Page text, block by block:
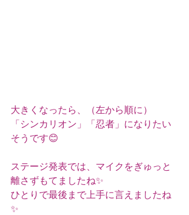
大きくなったら、（左から順に）
「シンカリオン」「忍者」になりたい
そうです😊
ステージ発表では、マイクをぎゅっと
離さずもてましたね✨
ひとりで最後まで上手に言えましたね
✨